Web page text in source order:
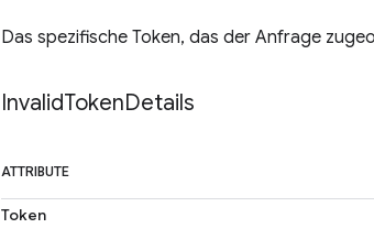
Das spezifische Token, das der Anfrage
InvalidTokenDetails
ATTRIBUTE
Token